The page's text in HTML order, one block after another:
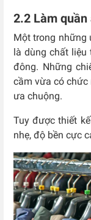
2.2 Làm quần
Một trong những
là dùng chất
đông. Những
cầm vừa có
ưa chuộng.
Tuy được thiết
nhẹ, độ bền cực